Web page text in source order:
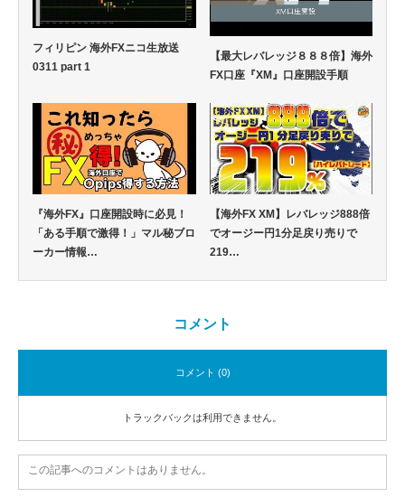
フィリピン 海外FXニコ生放送
0311 part 1
【最大レバレッジ８８８倍】海外
FX口座『XM』口座開設手順
『海外FX』口座開設時に必見！
「ある手順で激得！」マル秘ブロ
ーカー情報…
【海外FX XM】レバレッジ888倍
でオージー円1分足戻り売りで
219…
コメント
コメント (0)
トラックバックは利用できません。
この記事へのコメントはありません。